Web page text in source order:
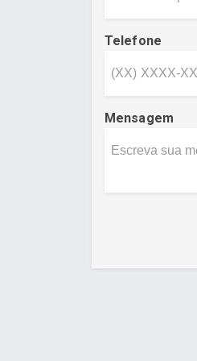
Telefone
Mensagem